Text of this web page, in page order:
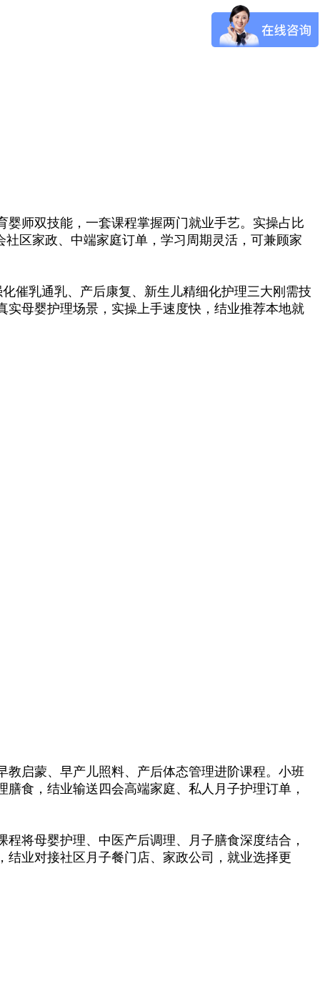
师双技能，一套课程掌握两门就业手艺。实操占比
区家政、中端家庭订单，学习周期灵活，可兼顾家
催乳通乳、产后康复、新生儿精细化护理三大刚需技
母婴护理场景，实操上手速度快，结业推荐本地就
启蒙、早产儿照料、产后体态管理进阶课程。小班
食，结业输送四会高端家庭、私人月子护理订单，
将母婴护理、中医产后调理、月子膳食深度结合，
业对接社区月子餐门店、家政公司，就业选择更